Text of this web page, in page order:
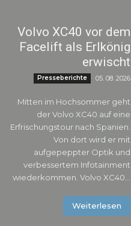
Volvo XC40 vor dem
Facelift als Erlkönig
erwischt
Presseberichte 05. 08. 2026
Mitten im Hochsommer geht
der Volvo XC40 auf eine
Erfrischungstour nach Spanien.
Von dort wird er mit
aufgepeppter Optik und
verbessertem Infotainment
wiederkommen. Volvo XC40...
Weiterlesen